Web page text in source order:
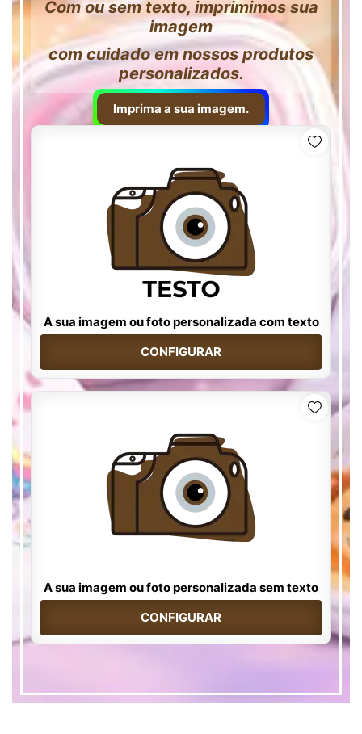
Com ou sem texto, imprimimos sua
imagem
com cuidado em nossos produtos
personalizados.
Imprima a sua imagem.
A sua imagem ou foto personalizada com texto
CONFIGURAR
A sua imagem ou foto personalizada sem texto
CONFIGURAR